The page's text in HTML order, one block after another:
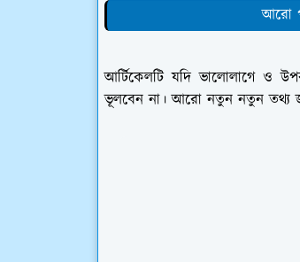
আরো
আর্টিকেলটি যদি ভালোলাগে ও
ভূলবেন না। আরো নতুন নতুন তথ্য